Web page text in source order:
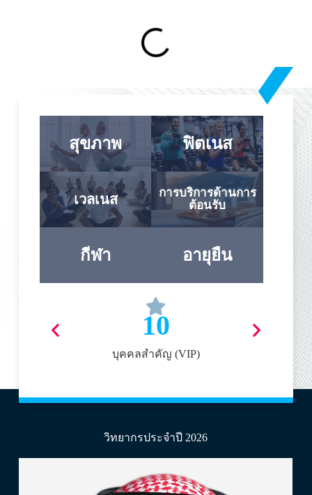
สุขภาพ ฟิตเนส
เวลเนส
การบริการด้านการ
ต้อนรับ
กีฬา อายุยืน
บุคคลสำคัญ (VIP)
10
วิทยากรประจำปี 2026